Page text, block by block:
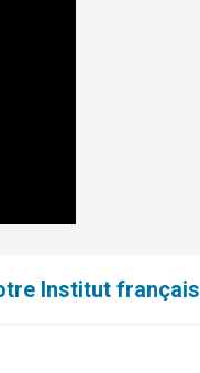
Institut français